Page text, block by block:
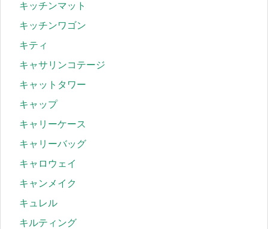
キッチンマット
キッチンワゴン
キティ
キャサリンコテージ
キャットタワー
キャップ
キャリーケース
キャリーバッグ
キャロウェイ
キャンメイク
キュレル
キルティング